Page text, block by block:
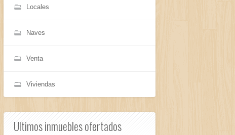
Locales
Naves
Venta
Viviendas
Ultimos inmuebles ofertados